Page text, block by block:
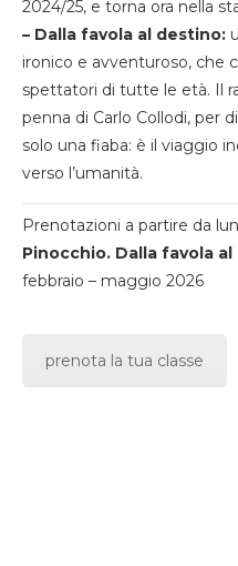
2024/25, e torna ora nella
– Dalla favola al destino:
ironico e avventuroso, che
spettatori di tutte le età. Il
penna di Carlo Collodi, per
solo una fiaba: è il viaggio
verso l’umanità.
Prenotazioni a partire da
Pinocchio. Dalla favola
febbraio – maggio 2026
prenota la tua classe